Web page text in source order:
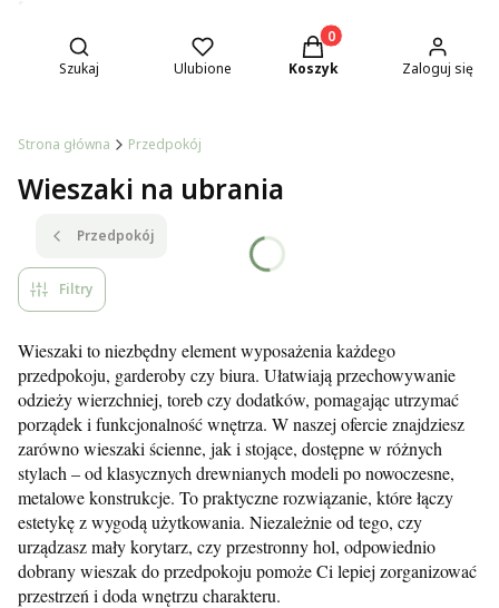
Otwórz wyszukiwarkę
Szukaj Ulubione
Produkty w koszyku: 0.
Koszyk Zaloguj się
Strona główna Przedpokój
Wieszaki na ubrania
Przedpokój
Filtry
Wieszaki to niezbędny element wyposażenia każdego
przedpokoju, garderoby czy biura. Ułatwiają przechowywanie
odzieży wierzchniej, toreb czy dodatków, pomagając utrzymać
porządek i funkcjonalność wnętrza. W naszej ofercie znajdziesz
zarówno wieszaki ścienne, jak i stojące, dostępne w różnych
stylach – od klasycznych drewnianych modeli po nowoczesne,
metalowe konstrukcje. To praktyczne rozwiązanie, które łączy
estetykę z wygodą użytkowania. Niezależnie od tego, czy
urządzasz mały korytarz, czy przestronny hol, odpowiednio
dobrany wieszak do przedpokoju pomoże Ci lepiej zorganizować
przestrzeń i doda wnętrzu charakteru.